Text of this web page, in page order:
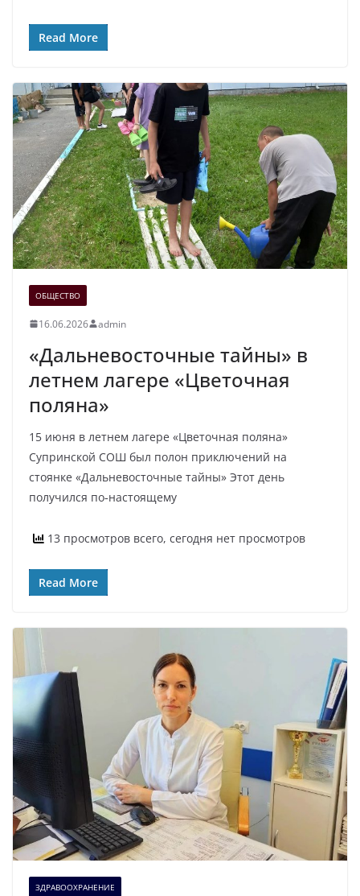
Read More
ОБЩЕСТВО
16.06.2026 admin
«Дальневосточные тайны» в
летнем лагере «Цветочная
поляна»
15 июня в летнем лагере «Цветочная поляна»
Супринской СОШ был полон приключений на
стоянке «Дальневосточные тайны» Этот день
получился по‑настоящему
13 просмотров всего, сегодня нет просмотров
Read More
ЗДРАВООХРАНЕНИЕ